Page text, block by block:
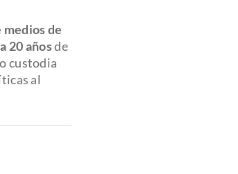
de
20 añosde
custodia
al